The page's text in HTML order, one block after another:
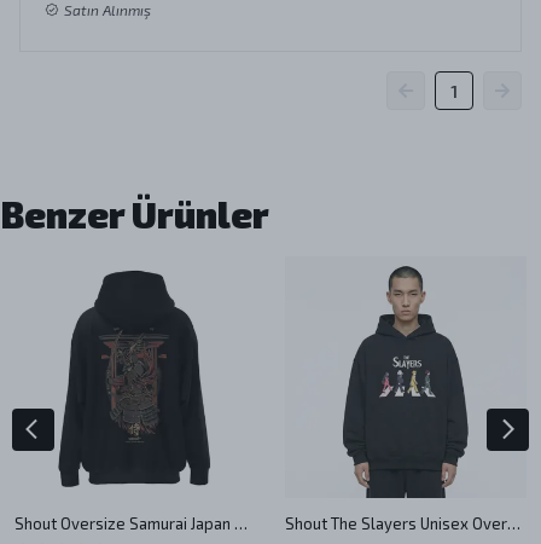
Satın Alınmış
1
Benzer Ürünler
Shout Oversize Samurai Japan Unisex Hoodie Shout The Slayers Unisex Oversize Hoodie